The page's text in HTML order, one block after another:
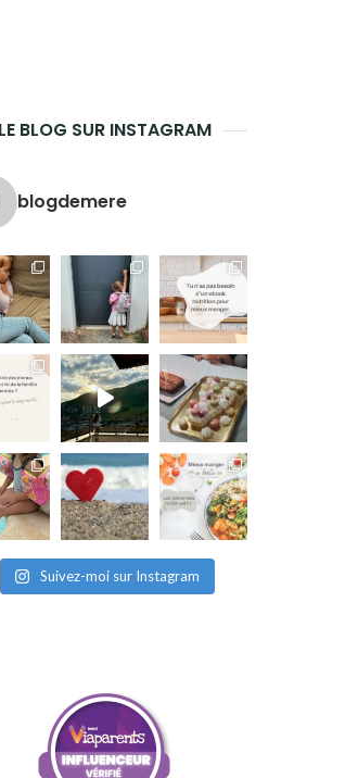
LE BLOG SUR INSTAGRAM
blogdemere
Suivez-moi sur Instagram